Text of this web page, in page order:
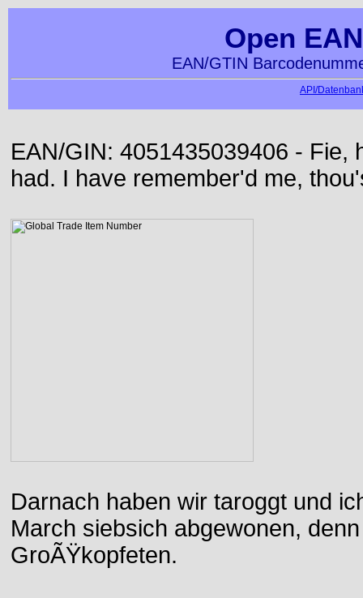
Open
EAN/GTIN
API/
EAN/GIN: 4051435039406 - Fie,
had. I have remember'd me,
Darnach haben wir taroggt und
March siebsich abgewonen,
GroÃŸkopfeten.